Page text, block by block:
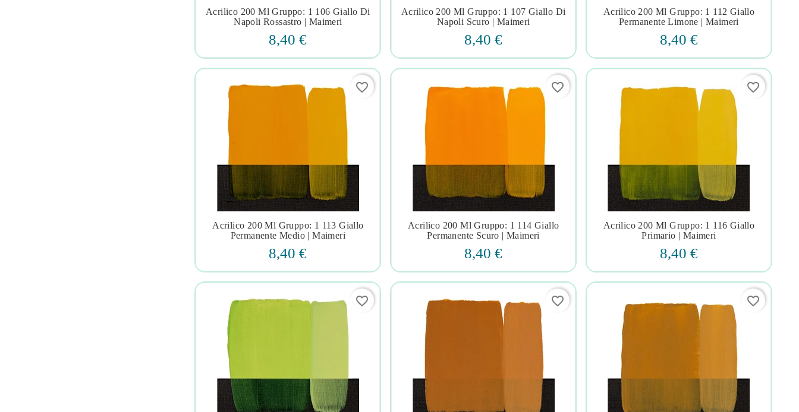
   
Acrilico 200 Ml Gruppo: 1 106 Giallo Di
Napoli Rossastro | Maimeri
8,40 €
   
Acrilico 200 Ml Gruppo: 1 107 Giallo Di
Napoli Scuro | Maimeri
8,40 €
   
Acrilico 200 Ml Gruppo: 1 112 Giallo
Permanente Limone | Maimeri
8,40 €
   
Acrilico 200 Ml Gruppo: 1 113 Giallo
Permanente Medio | Maimeri
8,40 €
favorite_border
   
Acrilico 200 Ml Gruppo: 1 114 Giallo
Permanente Scuro | Maimeri
8,40 €
favorite_border
   
Acrilico 200 Ml Gruppo: 1 116 Giallo
Primario | Maimeri
8,40 €
favorite_border
favorite_border favorite_border favorite_border